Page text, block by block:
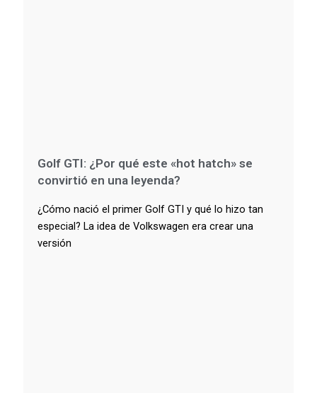
Golf GTI: ¿Por qué este «hot hatch» se
convirtió en una leyenda?
¿Cómo nació el primer Golf GTI y qué lo hizo tan
especial? La idea de Volkswagen era crear una
versión